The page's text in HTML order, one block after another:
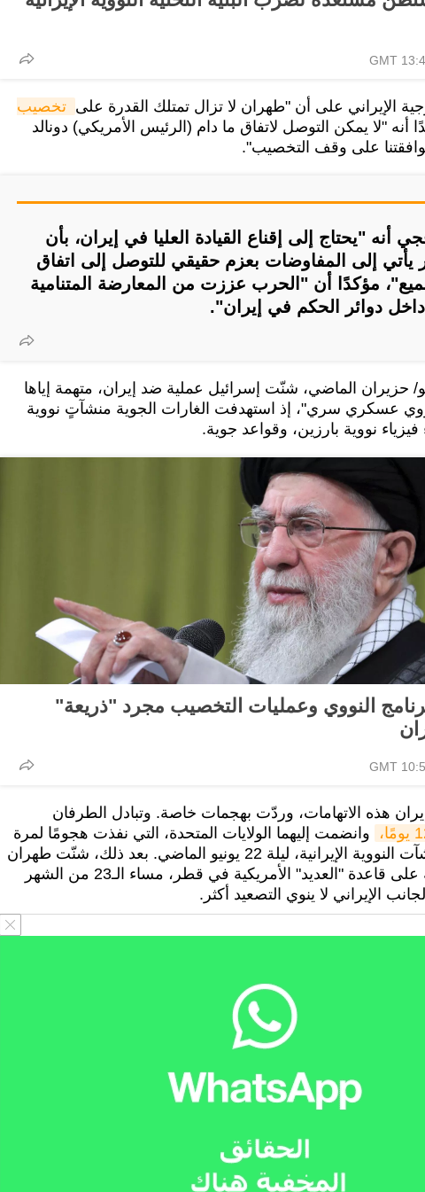
الإيراني على أن "طهران لا تزال تمتلك القدرة على
أنه "لا يمكن التوصل لاتفاق ما دام (الرئيس الأمريكي) دونالد
على وقف التخصيب".
أنه "يحتاج إلى إقناع القيادة العليا في إيران، بأن
يأتي إلى المفاوضات بعزم حقيقي للتوصل إلى اتفاق
مؤكدًا أن "الحرب عززت من المعارضة المتنامية
دوائر الحكم في إيران".
13 يونيو/ حزيران الماضي، شنّت إسرائيل عملية ضد إيران، متهمة إياها
نووي عسكري سري"، إذ استهدفت الغارات الجوية منشآتٍ نووية
نووية بارزين، وقواعد جوية.
النووي وعمليات التخصيب مجرد "ذريعة"
هذه الاتهامات، وردّت بهجمات خاصة. وتبادل الطرفان
وانضمت إليهما الولايات المتحدة، التي نفذت هجومًا لمرة
واحدة على المنشآت النووية الإيرانية، ليلة 22 يونيو الماضي. بعد ذلك، شنّت طهران
ضرباتٍ صاروخية على قاعدة "العديد" الأمريكية في قطر، مساء الـ23 من الشهر
الإيراني لا ينوي التصعيد أكثر.